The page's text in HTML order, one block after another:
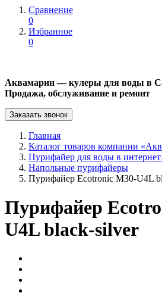
Сравнение
0
Избранное
0
Аквамарин — кулеры для воды в
Продажа, обслуживание и ремонт
Заказать звонок
Главная
Каталог товаров компании
Пурифайер для воды в
Напольные пурифайеры
Пурифайер Ecotronic M30-U4L
Пурифайер
U4L black-silver